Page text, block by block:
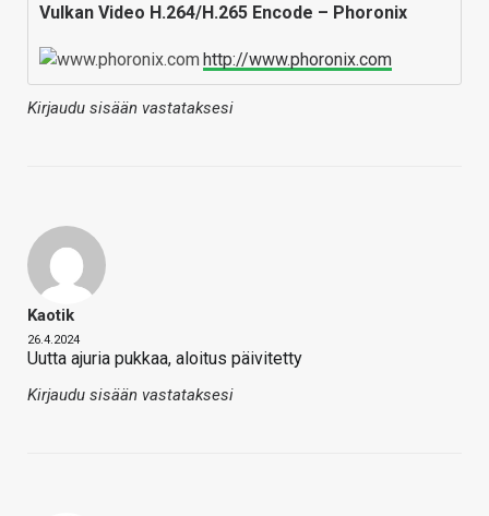
Vulkan Video H.264/H.265 Encode – Phoronix
http://www.phoronix.com
Kirjaudu sisään vastataksesi
Kaotik
26.4.2024
Uutta ajuria pukkaa, aloitus päivitetty
Kirjaudu sisään vastataksesi